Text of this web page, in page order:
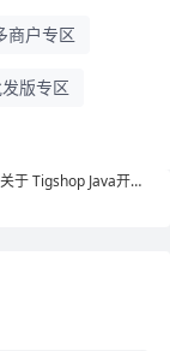
商户专区
版专区
于 Tigshop Java开源